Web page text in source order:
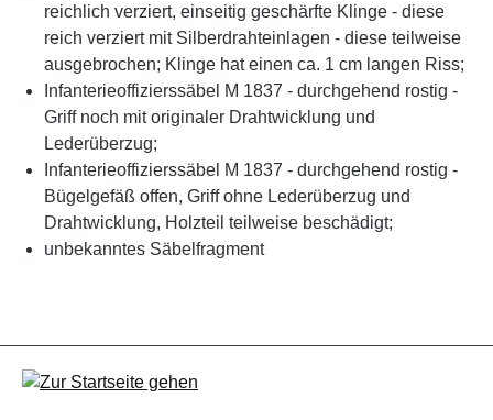
reichlich verziert, einseitig geschärfte Klinge - diese
reich verziert mit Silberdrahteinlagen - diese teilweise
ausgebrochen; Klinge hat einen ca. 1 cm langen Riss;
Infanterieoffizierssäbel M 1837 - durchgehend rostig -
Griff noch mit originaler Drahtwicklung und
Lederüberzug;
Infanterieoffizierssäbel M 1837 - durchgehend rostig -
Bügelgefäß offen, Griff ohne Lederüberzug und
Drahtwicklung, Holzteil teilweise beschädigt;
unbekanntes Säbelfragment